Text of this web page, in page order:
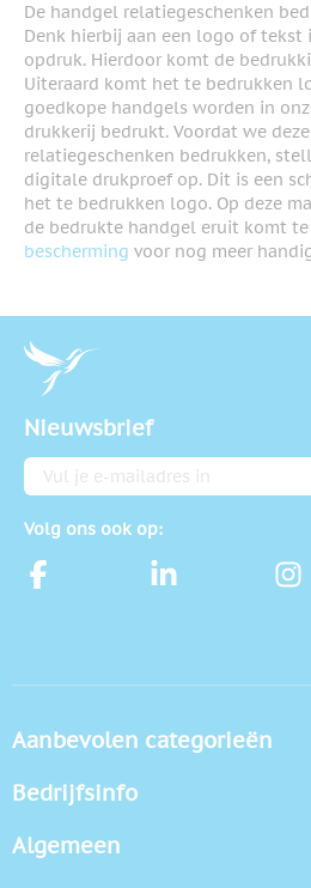
De handgel relatiegeschenken
Denk hierbij aan een logo of
opdruk. Hierdoor komt de
Uiteraard komt het te bedrukken
goedkope handgels worden in
drukkerij bedrukt. Voordat we
relatiegeschenken bedrukken,
digitale drukproef op. Dit is een
het te bedrukken logo. Op deze
de bedrukte handgel eruit komt
bescherming voor nog meer
Nieuwsbrief
E-mailadres
Volg ons ook op:
Aanbevolen categorieën
Bedrijfsinfo
Algemeen